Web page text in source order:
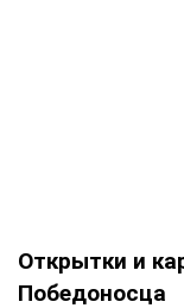
Открытки и
Победоносца